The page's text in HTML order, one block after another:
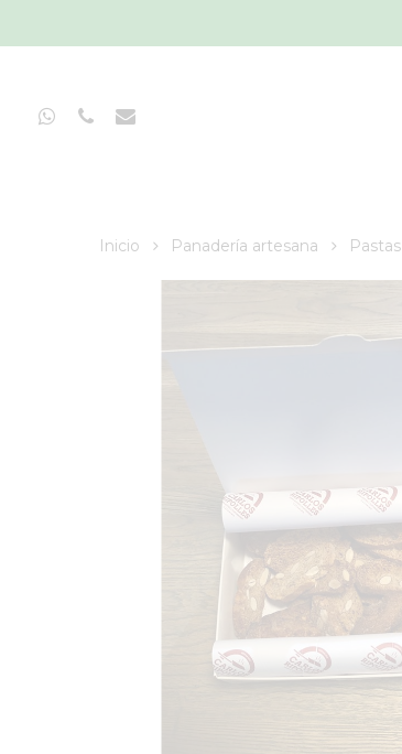
to
Whatsapp
PhoneEmail
Inicio Panadería artesana Pastas